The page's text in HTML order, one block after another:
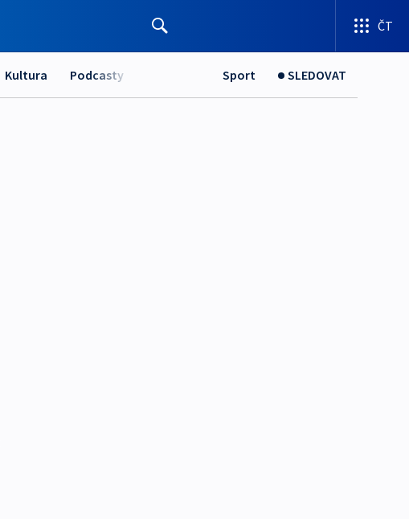
ČT
Kultura Podcasty Sport SLEDOVAT